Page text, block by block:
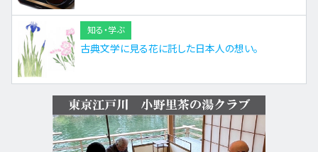
知る・学ぶ
古典文学に見る花に託した日本人の想い。